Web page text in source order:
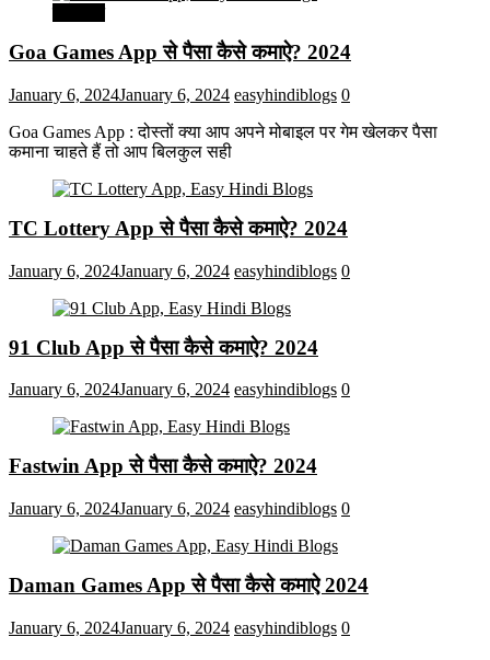
Goa Games App से पैसा कैसे कमाऐ? 2024
January 6, 2024January 6, 2024 easyhindiblogs 0
Goa Games App : दोस्तों क्या आप अपने मोबाइल पर गेम खेलकर पैसा
कमाना चाहते हैं तो आप बिलकुल सही
TC Lottery App से पैसा कैसे कमाऐ? 2024
January 6, 2024January 6, 2024 easyhindiblogs 0
91 Club App से पैसा कैसे कमाऐ? 2024
January 6, 2024January 6, 2024 easyhindiblogs 0
Fastwin App से पैसा कैसे कमाऐ? 2024
January 6, 2024January 6, 2024 easyhindiblogs 0
Daman Games App से पैसा कैसे कमाऐ 2024
January 6, 2024January 6, 2024 easyhindiblogs 0